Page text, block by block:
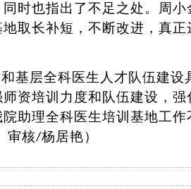
时也指出了不足之处。周小
取长补短，不断改进 ，真
基层全科医生人才队伍建设
资培训力度和队伍建设，强
助理全科医生培训基地工作
审核/杨居艳）